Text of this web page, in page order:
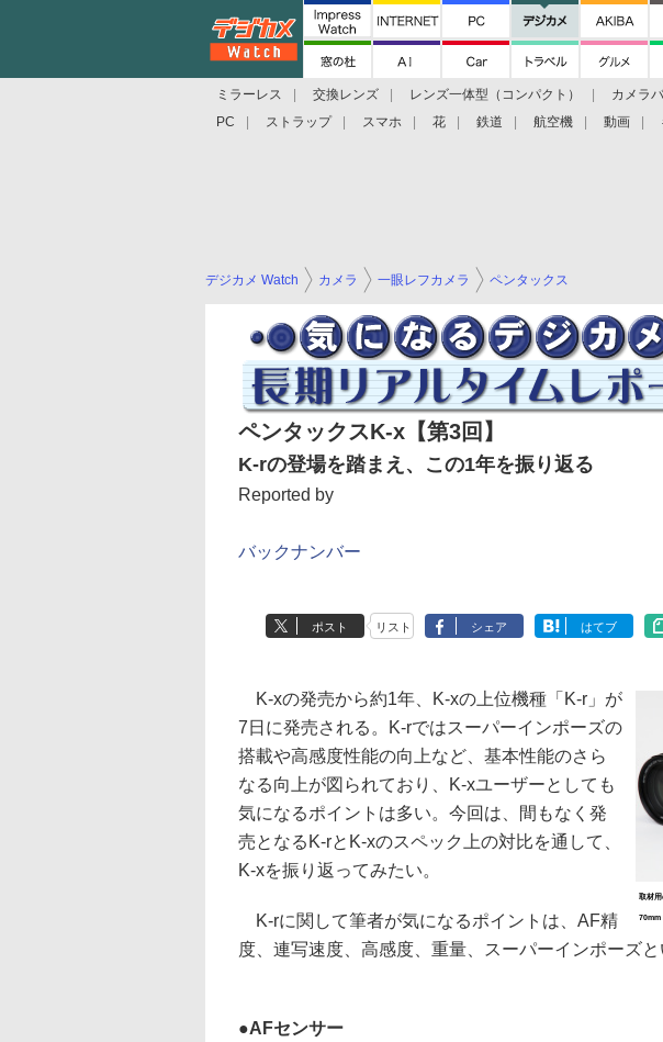
ミラーレス 交換レンズ レンズ一体型（コンパクト） カメラ
PC
ストラップ スマホ 花 鉄道 航空機 動画
デジカメ Watch カメラ 一眼レフカメラ ペンタックス
ペンタックスK-x【第3回】
K-rの登場を踏まえ、この1年を振り返る
Reported by
バックナンバー
ポスト リスト シェア はてブ
取材
70mm
K-xの発売から約1年、K-xの上位機種「K-r」が
7日に発売される。K-rではスーパーインポーズの
搭載や高感度性能の向上など、基本性能のさら
なる向上が図られており、K-xユーザーとしても
気になるポイントは多い。今回は、間もなく発
売となるK-rとK-xのスペック上の対比を通して、
K-xを振り返ってみたい。
K-rに関して筆者が気になるポイントは、AF精
度、連写速度、高感度、重量、スーパーインポーズと
●AFセンサー